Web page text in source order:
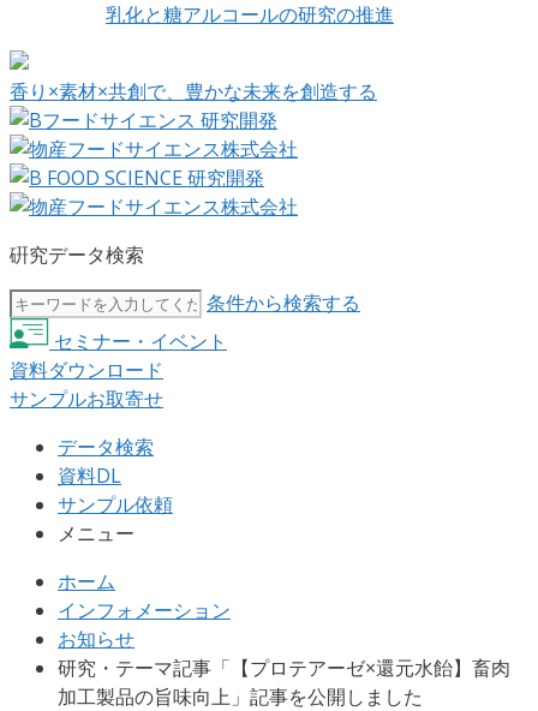
乳化と糖アルコールの研究の推進
香り×素材×共創で、豊かな未来を創造する
硏究データ検索
条件から検索する
セミナー・イベント
資料ダウンロード
サンプルお取寄せ
データ検索
資料DL
サンプル依頼
メニュー
ホーム
インフォメーション
お知らせ
研究・テーマ記事「【プロテアーゼ×還元水飴】畜肉
加工製品の旨味向上」記事を公開しました